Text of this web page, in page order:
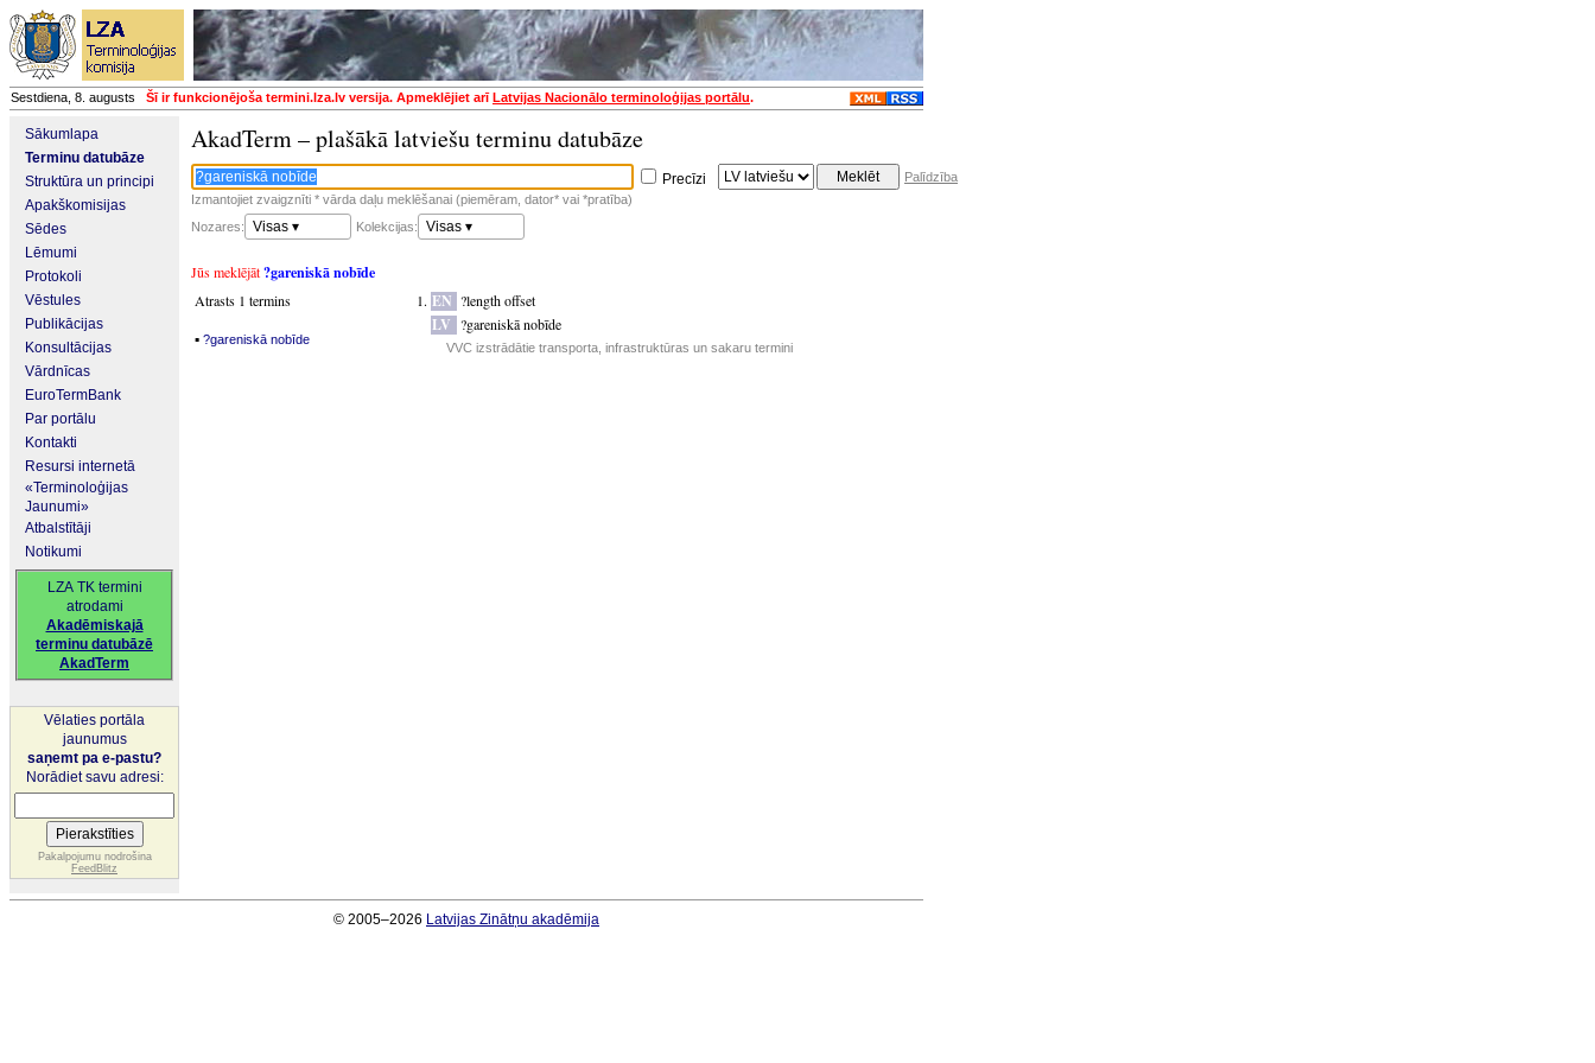
Sestdiena, 8. augusts Šī ir funkcionējoša termini.lza.lv versija. Apmeklējiet arīLatvijas Nacionālo terminoloģijas portālu.
Sākumlapa
Terminu datubāze
Struktūra un principi
Apakškomisijas
Sēdes
Lēmumi
Protokoli
Vēstules
Publikācijas
Konsultācijas
Vārdnīcas
EuroTermBank
Par portālu
Kontakti
Resursi internetā
«Terminoloģijas
Jaunumi»
Atbalstītāji
Notikumi
LZA TK termini
atrodami
Akadēmiskajā
terminu datubāzē
AkadTerm
Vēlaties portāla
jaunumus
saņemt pa e-pastu?
Norādiet savu adresi:
Pakalpojumu nodrošina
FeedBlitz
AkadTerm – plašākā latviešu terminu datubāze
Precīzi
Palīdzība
Izmantojiet zvaigznīti * vārda daļu meklēšanai (piemēram, dator* vai *pratība)
Nozares:
Visas ▾ Kolekcijas: Visas ▾
Jūs meklējāt?gareniskā nobīde
Atrasts 1 termins
▪ ?gareniskā nobīde
EN ?length offset
LV ?gareniskā nobīde
VVC izstrādātie transporta, infrastruktūras un sakaru termini
© 2005–2026 Latvijas Zinātņu akadēmija